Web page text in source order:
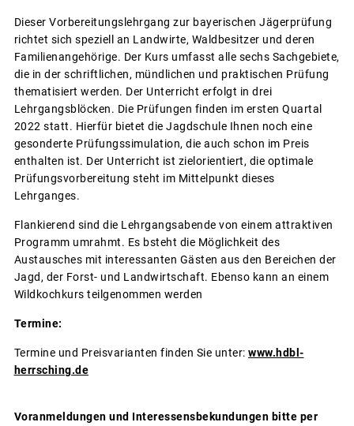
Dieser Vorbereitungslehrgang zur bayerischen Jägerprüfung
richtet sich speziell an Landwirte, Waldbesitzer und deren
Familienangehörige. Der Kurs umfasst alle sechs Sachgebiete,
die in der schriftlichen, mündlichen und praktischen Prüfung
thematisiert werden. Der Unterricht erfolgt in drei
Lehrgangsblöcken. Die Prüfungen finden im ersten Quartal
2022 statt. Hierfür bietet die Jagdschule Ihnen noch eine
gesonderte Prüfungssimulation, die auch schon im Preis
enthalten ist. Der Unterricht ist zielorientiert, die optimale
Prüfungsvorbereitung steht im Mittelpunkt dieses
Lehrganges.
Flankierend sind die Lehrgangsabende von einem attraktiven
Programm umrahmt. Es bsteht die Möglichkeit des
Austausches mit interessanten Gästen aus den Bereichen der
Jagd, der Forst- und Landwirtschaft. Ebenso kann an einem
Wildkochkurs teilgenommen werden
Termine:
Termine und Preisvarianten finden Sie unter: www.hdbl-
herrsching.de
Voranmeldungen und Interessensbekundungen bitte per